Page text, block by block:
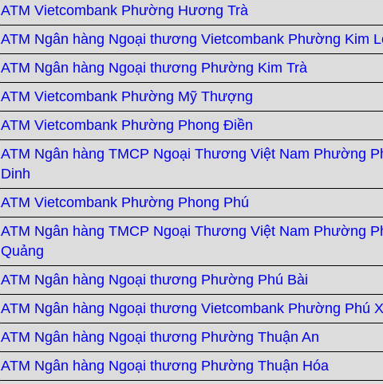
ATM Vietcombank Phường Hương Trà
ATM Ngân hàng Ngoại thương Vietcombank Phường Kim
ATM Ngân hàng Ngoại thương Phường Kim Trà
ATM Vietcombank Phường Mỹ Thượng
ATM Vietcombank Phường Phong Điền
ATM Ngân hàng TMCP Ngoại Thương Việt Nam Phường
Dinh
ATM Vietcombank Phường Phong Phú
ATM Ngân hàng TMCP Ngoại Thương Việt Nam Phường
Quảng
ATM Ngân hàng Ngoại thương Phường Phú Bài
ATM Ngân hàng Ngoại thương Vietcombank Phường Phú
ATM Ngân hàng Ngoại thương Phường Thuận An
ATM Ngân hàng Ngoại thương Phường Thuận Hóa